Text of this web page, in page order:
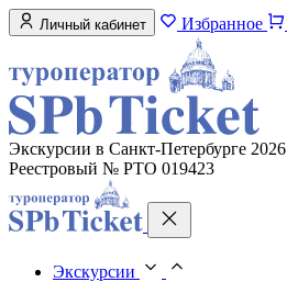
Личный кабинет Избранное
Экскурсии в Санкт-Петербурге 2026
Реестровый № РТО 019423
Экскурсии